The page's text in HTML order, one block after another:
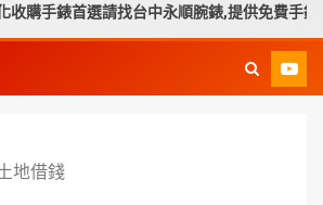
手錶首選請找台中永順腕錶,提供免費手錶換電
地借錢